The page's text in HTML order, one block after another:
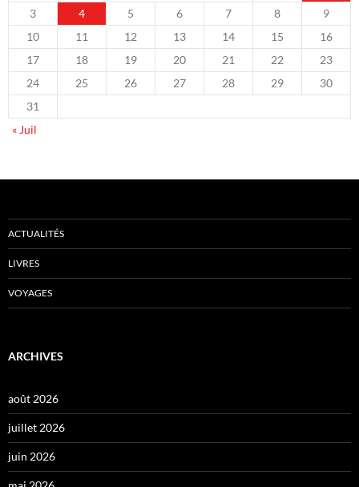
3
4 5 6 7 8
9
10
11 12 13 14 15
16
17
18 19 20 21 22
23
24
25 26 27 28 29
30
31
« Juil
ACTUALITÉS
LIVRES
VOYAGES
ARCHIVES
août 2026
juillet 2026
juin 2026